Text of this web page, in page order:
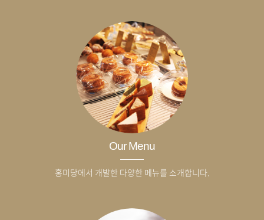
Our Menu
홍미당에서 개발한 다양한 메뉴를 소개합니다.